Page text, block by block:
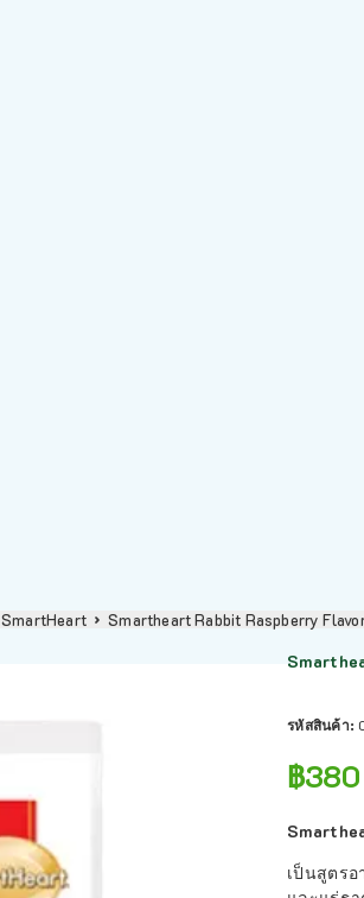
SmartHeart Smartheart Rabbit Raspberry
รหัสสินค้า:
฿380
เป็นสูตร